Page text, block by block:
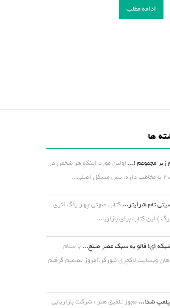
ادامه مطلب
ها
زیر مجموعم !... اولین مورد اینکه هر شخص در
تام شرایتر...کتاب صوتی چهار رنگ اثری
) این کتاب برای بازاریا...
شبکه ای! فالو به سبک عصر صنع...با سلام
وبسایت لاکچری نتورکر.امروز تصمیم گرفتم
پلمپ شد!...مجوز تلفیق هنر : شرکت بازاریابی